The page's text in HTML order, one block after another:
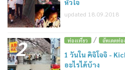
หัวใจ
updated 18.09.2018
2 ท่องเที่ยว / อัพเดตท่อ
1 วันใน คิจิโจจิ -
อะไรได้บ้าง